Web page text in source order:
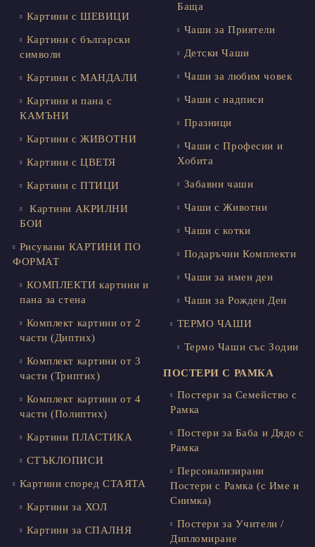
Картини с ШЕВИЦИ
Картини с български
символи
Картини с МАНДАЛИ
Картини и пана с
КАМЪНИ
Картини с ЖИВОТНИ
Картини с ЦВЕТЯ
Картини с ПТИЦИ
Картини АКРИЛНИ
БОИ
Рисувани КАРТИНИ ПО
ФОРМАТ
КОМПЛЕКТИ картини и
пана за стена
Комплект картини от 2
части (Диптих)
Комплект картини от 3
части (Триптих)
Комплект картини от 4
части (Полиптих)
Картини ПЛАСТИКА
СТЪКЛОПИСИ
Картини според СТАЯТА
Картини за ХОЛ
Картини за СПАЛНЯ
Баща
Чаши за Приятели
Детски Чаши
Чаши за любим човек
Чаши с надписи
Празници
Чаши с Професии и
Хобита
Забавни чаши
Чаши с Животни
Чаши с котки
Подаръчни Комплекти
Чаши за имен ден
Чаши за Рожден Ден
ТЕРМО ЧАШИ
Термо Чаши със Зодии
ПОСТЕРИ С РАМКА
Постери за Семейство с
Рамка
Постери за Баба и Дядо с
Рамка
Персонализирани
Постери с Рамка (с Име и
Снимка)
Постери за Учители /
Дипломиране